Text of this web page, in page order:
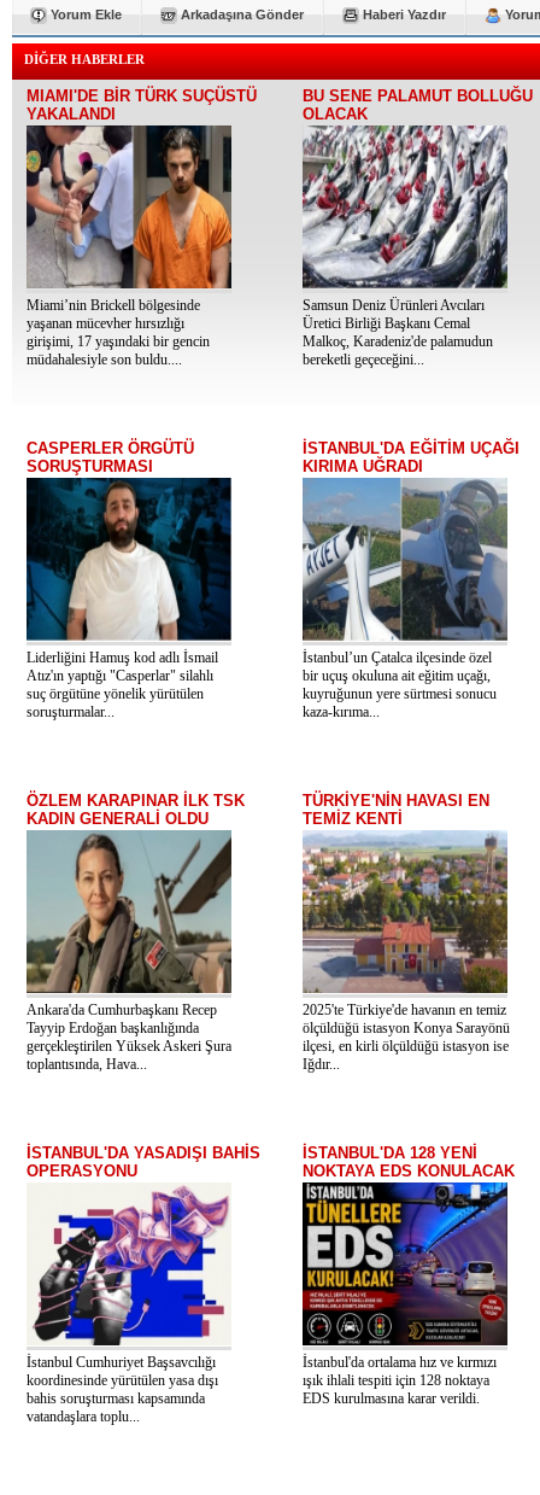
Yorum Ekle Arkadaşına Gönder Haberi Yazdır
DİĞER HABERLER
MIAMI'DE BİR TÜRK SUÇÜSTÜ
YAKALANDI
Miami’nin Brickell bölgesinde
yaşanan mücevher hırsızlığı
girişimi, 17 yaşındaki bir gencin
müdahalesiyle son buldu....
BU SENE PALAMUT BOLLUĞU
OLACAK
Samsun Deniz Ürünleri Avcıları
Üretici Birliği Başkanı Cemal
Malkoç, Karadeniz'de palamudun
bereketli geçeceğini...
CASPERLER ÖRGÜTÜ
SORUŞTURMASI
Liderliğini Hamuş kod adlı İsmail
Atız'ın yaptığı "Casperlar" silahlı
suç örgütüne yönelik yürütülen
soruşturmalar...
İSTANBUL'DA EĞİTİM UÇAĞI
KIRIMA UĞRADI
İstanbul’un Çatalca ilçesinde özel
bir uçuş okuluna ait eğitim uçağı,
kuyruğunun yere sürtmesi sonucu
kaza-kırıma...
ÖZLEM KARAPINAR İLK TSK
KADIN GENERALİ OLDU
Ankara'da Cumhurbaşkanı Recep
Tayyip Erdoğan başkanlığında
gerçekleştirilen Yüksek Askeri Şura
toplantısında, Hava...
TÜRKİYE'NİN HAVASI EN
TEMİZ KENTİ
2025'te Türkiye'de havanın en temiz
ölçüldüğü istasyon Konya Sarayönü
ilçesi, en kirli ölçüldüğü istasyon ise
Iğdır...
İSTANBUL'DA YASADIŞI BAHİS
OPERASYONU
İstanbul Cumhuriyet Başsavcılığı
koordinesinde yürütülen yasa dışı
bahis soruşturması kapsamında
vatandaşlara toplu...
İSTANBUL'DA 128 YENİ
NOKTAYA EDS KONULACAK
İstanbul'da ortalama hız ve kırmızı
ışık ihlali tespiti için 128 noktaya
EDS kurulmasına karar verildi.